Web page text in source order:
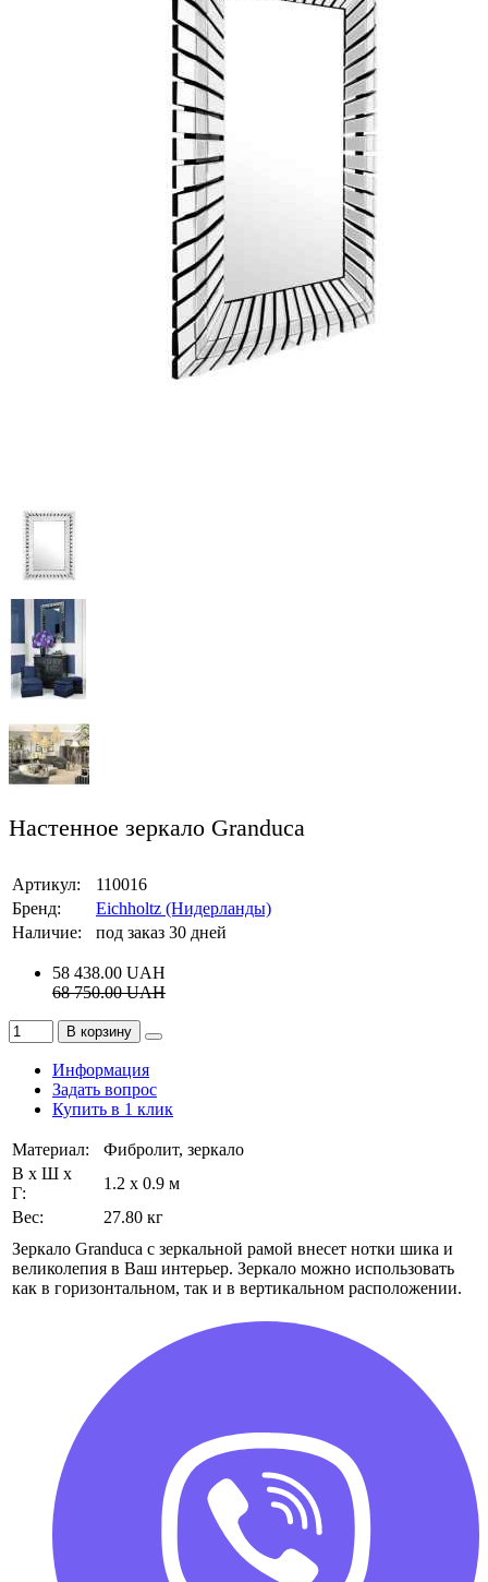
Настенное зеркало Granduca
Артикул:
110016
Бренд:
Eichholtz (Нидерланды)
Наличие:
под заказ 30 дней
58 438.00 UAH
68 750.00UAH
В корзину
Информация
Задать вопрос
Купить в 1 клик
Материал:
Фибролит, зеркало
В х Ш х
Г:
1.2 x 0.9 м
Вес:
27.80 кг
Зеркало Granduca с зеркальной рамой внесет нотки шика и
великолепия в Ваш интерьер. Зеркало можно использовать
как в горизонтальном, так и в вертикальном расположении.